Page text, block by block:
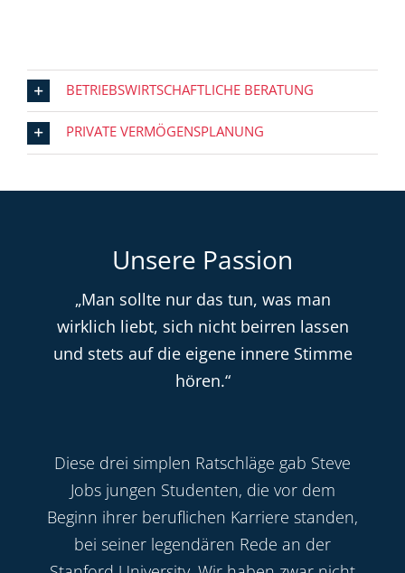
BETRIEBSWIRTSCHAFTLICHE BERATUNG
PRIVATE VERMÖGENSPLANUNG
Unsere Passion
„Man sollte nur das tun, was man
wirklich liebt, sich nicht beirren lassen
und stets auf die eigene innere Stimme
hören.“
Diese drei simplen Ratschläge gab Steve
Jobs jungen Studenten, die vor dem
Beginn ihrer beruflichen Karriere standen,
bei seiner legendären Rede an der